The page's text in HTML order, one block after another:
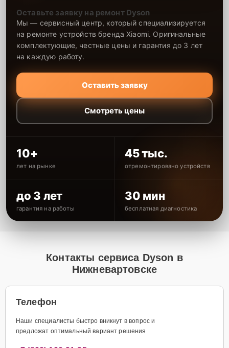
Оставьте заявку на ремонт Dyson
Мы — сервисный центр, который специализируется
на ремонте устройств бренда Xiaomi. Оригинальные
комплектующие, честные цены и гарантия до 3 лет
на каждую работу.
Оставить заявку
Смотреть цены
10+
лет на рынке
45 тыс.
отремонтировано устройств
до 3 лет
гарантия на работы
30 мин
бесплатная диагностика
Контакты сервиса Dyson в
Нижневартовске
Телефон
Наши специалисты быстро вникнут в вопрос и
предложат оптимальный вариант решения